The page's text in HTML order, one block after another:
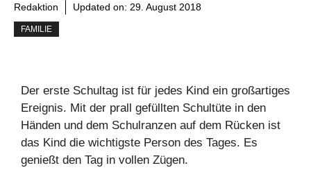
Redaktion Updated on: 29. August 2018
FAMILIE
Der erste Schultag ist für jedes Kind ein großartiges
Ereignis. Mit der prall gefüllten Schultüte in den
Händen und dem Schulranzen auf dem Rücken ist
das Kind die wichtigste Person des Tages. Es
genießt den Tag in vollen Zügen.